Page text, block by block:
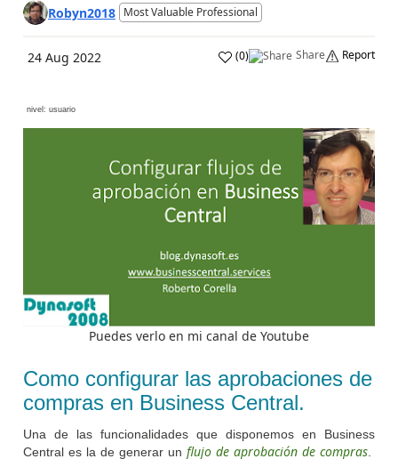
Robyn2018 Most Valuable Professional
24 Aug 2022 (0) Share Report
nivel: usuario
Puedes verlo en mi canal de Youtube
Como configurar las aprobaciones de
compras en Business Central.
Una de las funcionalidades que disponemos en Business
Central es la de generar un flujo de aprobación de compras